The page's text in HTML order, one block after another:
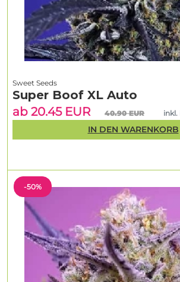
-50%
Sweet Seeds
Super Boof XL Auto
ab 20.45 EUR
40.90 EUR inkl.
IN DEN WARENKORB